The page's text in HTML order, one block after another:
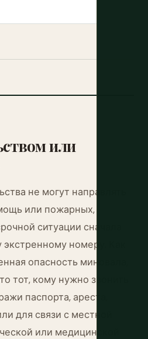
или
не могут направлять
или пожарных,
ситуации сначала
номеру. Как
опасность миновала,
тот, кому нужно звонить
паспорта, ареста,
для связи с местной
или медицинской